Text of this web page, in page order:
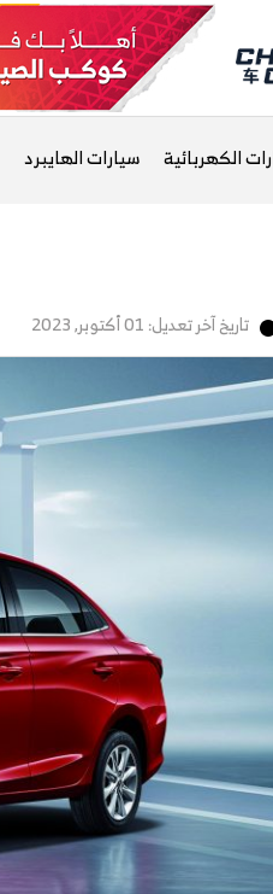
الكهربائية سيارات الهايبرد
تاريخ آخر تعديل: 01 أكتوبر, 2023